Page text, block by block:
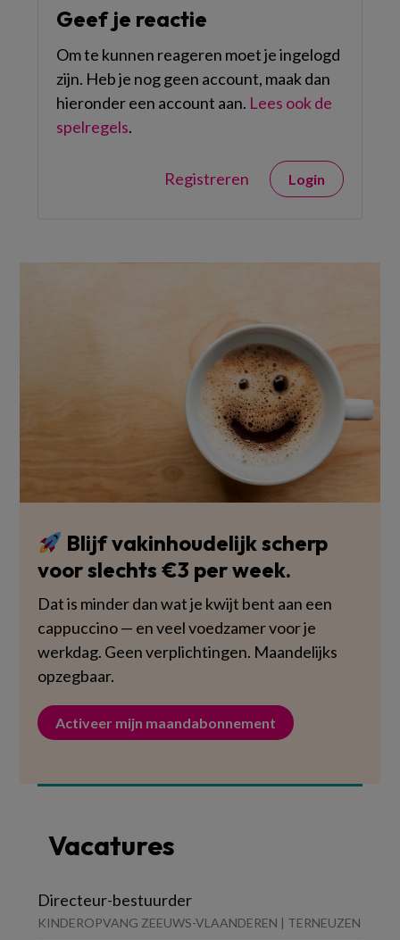
Geef je reactie
Om te kunnen reageren moet je ingelogd
zijn. Heb je nog geen account, maak dan
hieronder een account aan. Lees ook de
spelregels.
Registreren Login
Blijf vakinhoudelijk scherp
voor slechts €3 per week.
Dat is minder dan wat je kwijt bent aan een
cappuccino — en veel voedzamer voor je
werkdag. Geen verplichtingen. Maandelijks
opzegbaar.
Activeer mijn maandabonnement
Vacatures
Directeur-bestuurder
KINDEROPVANG ZEEUWS-VLAANDEREN | TERNEUZEN